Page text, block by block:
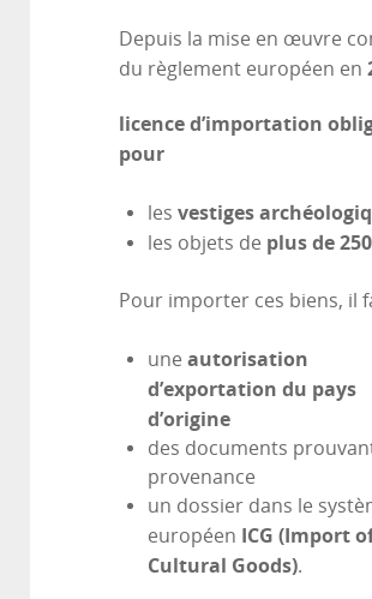
Depuis la mise en œuvre
du règlement européen en
licence d’importation
pour
les vestiges
les objets de plus de
Pour importer ces biens, il
une autorisation
d’exportation du pays
d’origine
des documents
provenance
un dossier dans le
européen ICG (Import
Cultural Goods).